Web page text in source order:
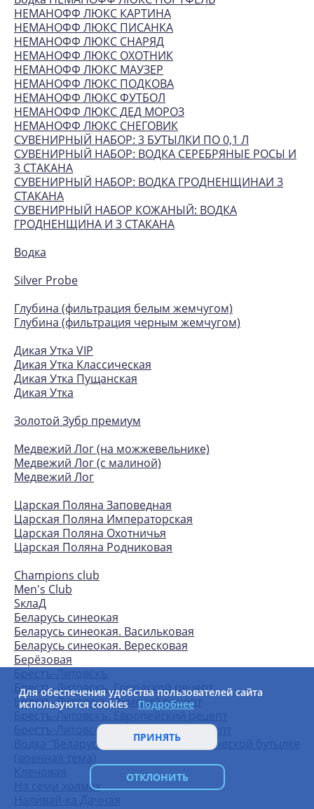
НЕМАНОФФ ЛЮКС КАРТИНА
НЕМАНОФФ ЛЮКС ПИСАНКА
НЕМАНОФФ ЛЮКС СНАРЯД
НЕМАНОФФ ЛЮКС ОХОТНИК
НЕМАНОФФ ЛЮКС МАУЗЕР
НЕМАНОФФ ЛЮКС ПОДКОВА
НЕМАНОФФ ЛЮКС ФУТБОЛ
НЕМАНОФФ ЛЮКС ДЕД МОРОЗ
НЕМАНОФФ ЛЮКС СНЕГОВИК
СУВЕНИРНЫЙ НАБОР: 3 БУТЫЛКИ ПО 0,1 Л
СУВЕНИРНЫЙ НАБОР: ВОДКА СЕРЕБРЯНЫЕ РОСЫ И
3 СТАКАНА
СУВЕНИРНЫЙ НАБОР: ВОДКА ГРОДНЕНЩИНАИ 3
СТАКАНА
СУВЕНИРНЫЙ НАБОР КОЖАНЫЙ: ВОДКА
ГРОДНЕНЩИНА И 3 СТАКАНА
Водка
Silver Probe
Глубина (фильтрация белым жемчугом)
Глубина (фильтрация черным жемчугом)
Дикая Утка VIP
Дикая Утка Классическая
Дикая Утка Пущанская
Дикая Утка
Золотой Зубр премиум
Медвежий Лог (на можжевельнике)
Медвежий Лог (с малиной)
Медвежий Лог
Царская Поляна Заповедная
Царская Поляна Императорская
Царская Поляна Охотничья
Царская Поляна Родниковая
Champions club
Men's Club
SклаД
Беларусь синеокая
Беларусь синеокая. Васильковая
Беларусь синеокая. Вересковая
Берёзовая
Брестъ-Литовскъ. Городской рецепт
Брестъ-Литовскъ. Думский рецепт
Брестъ-Литовскъ. Классический рецепт
Водка "Беларусь синеокая" в керамической бутылке
На семи холмах
Для обеспечения удобства пользователей сайта
используются cookies
Подробнее
ПРИНЯТЬ
ОТКЛОНИТЬ